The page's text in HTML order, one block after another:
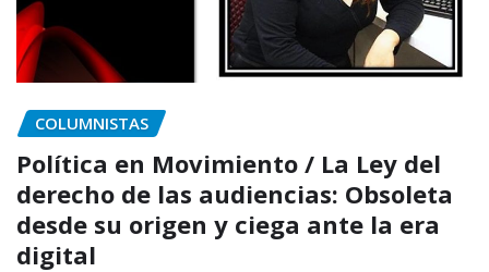
COLUMNISTAS
Política en Movimiento / La Ley del
derecho de las audiencias: Obsoleta
desde su origen y ciega ante la era
digital